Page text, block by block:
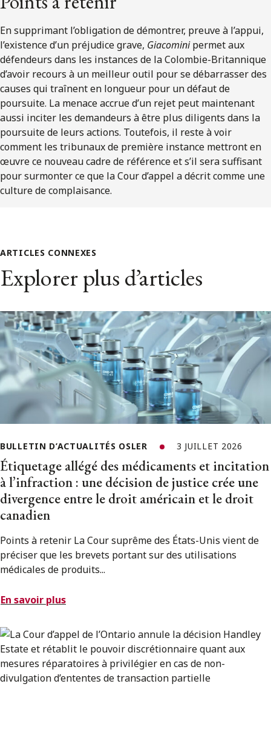
En supprimant l’obligation de démontrer, preuve à l’appui,
l’existence d’un préjudice grave, Giacominipermet aux
défendeurs dans les instances de la Colombie-Britannique
d’avoir recours à un meilleur outil pour se débarrasser des
causes qui traînent en longueur pour un défaut de
poursuite. La menace accrue d’un rejet peut maintenant
aussi inciter les demandeurs à être plus diligents dans la
poursuite de leurs actions. Toutefois, il reste à voir
comment les tribunaux de première instance mettront en
œuvre ce nouveau cadre de référence et s’il sera suffisant
pour surmonter ce que la Cour d’appel a décrit comme une
culture de complaisance.
ARTICLES CONNEXES
Explorer plus d’articles
BULLETIN D’ACTUALITÉS OSLER 3 JUILLET 2026
Étiquetage allégé des médicaments et incitation
à l’infraction : une décision de justice crée une
divergence entre le droit américain et le droit
canadien
Points à retenir La Cour suprême des États-Unis vient de
préciser que les brevets portant sur des utilisations
médicales de produits...
En savoir plus